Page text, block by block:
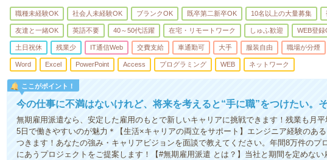
職種未経験OK 社会人未経験OK ブランクOK 既卒第二新卒OK 10名以上の大量募集
友達と一緒OK 英語不要 40～50代活躍 在宅・リモートワーク しゅふ歓迎 WEB登録
土日祝休 残業少 IT通信Web 交費支給 車通勤可 大手 服装自由 職場が分煙
Word Excel PowerPoint Access プログラミング WEB ネットワーク
ここがポイント！
今の仕事に不満はないけれど、将来を考えると“手に職”をつけたい。
無期雇用派遣なら、安定した雇用のもとで新しいキャリアに挑戦できます！残業も月
5日で働きやすいのが魅力＊【生活×キャリアの両立をサポート】エンジニア経験のあ
つきます！あなたの強み・キャリアビジョンを面談で教えてください。年間8万件のプ
にあうプロジェクトをご提案します！【#無期雇用派遣 とは？】当社と期間を定めな